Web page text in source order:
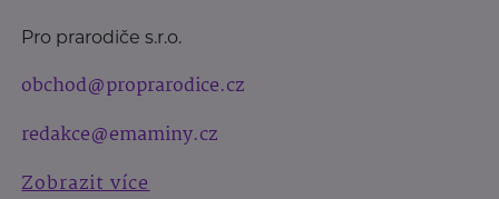
Pro prarodiče s.r.o.
obchod@proprarodice.cz
redakce@emaminy.cz
Zobrazit více